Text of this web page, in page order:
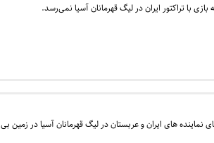
بازی با تراکتور ایران در لیگ قهرمانان آسیا نمی‌رسد.
نماینده های ایران و عربستان در لیگ قهرمانان آسیا در زمین بی